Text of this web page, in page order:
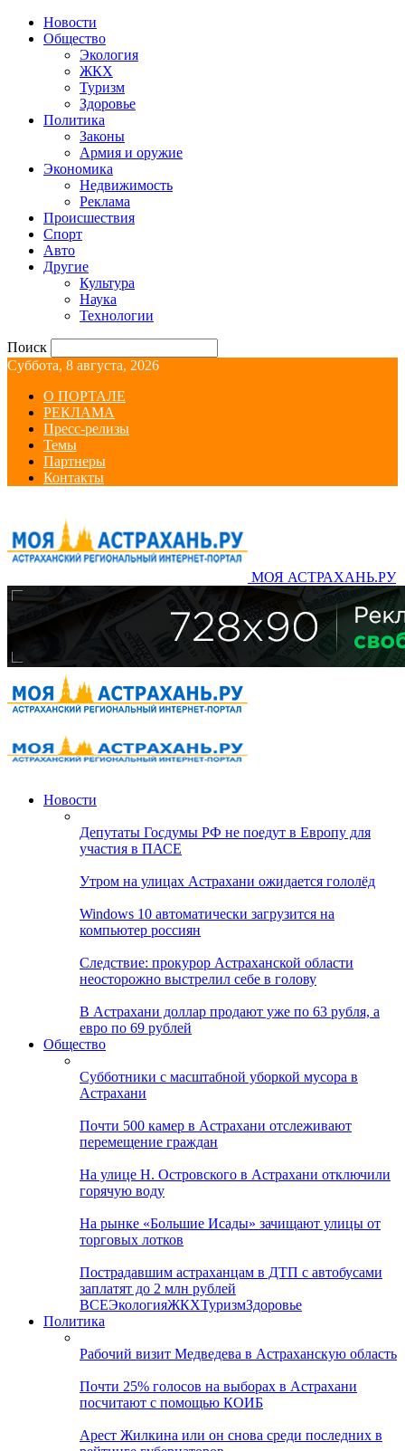
Новости
Общество
Экология
ЖКХ
Туризм
Здоровье
Политика
Законы
Армия и оружие
Экономика
Недвижимость
Реклама
Происшествия
Спорт
Авто
Другие
Культура
Наука
Технологии
Поиск
Суббота, 8 августа, 2026
О ПОРТАЛЕ
РЕКЛАМА
Пресс-релизы
Темы
Партнеры
Контакты
МОЯ АСТРАХАНЬ.РУ
Новости
Депутаты Госдумы РФ не поедут в Европу для
участия в ПАСЕ
Утром на улицах Астрахани ожидается гололёд
Windows 10 автоматически загрузится на
компьютер россиян
Следствие: прокурор Астраханской области
неосторожно выстрелил себе в голову
В Астрахани доллар продают уже по 63 рубля, а
евро по 69 рублей
Общество
Субботники с масштабной уборкой мусора в
Астрахани
Почти 500 камер в Астрахани отслеживают
перемещение граждан
На улице Н. Островского в Астрахани отключили
горячую воду
На рынке «Большие Исады» зачищают улицы от
торговых лотков
Пострадавшим астраханцам в ДТП с автобусами
заплатят до 2 млн рублей
ВСЕЭкологияЖКХТуризмЗдоровье
Политика
Рабочий визит Медведева в Астраханскую область
Почти 25% голосов на выборах в Астрахани
посчитают с помощью КОИБ
Арест Жилкина или он снова среди последних в